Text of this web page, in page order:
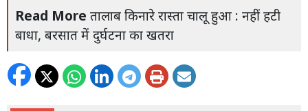
Read More तालाब किनारे रास्ता चालू हुआ : नहीं हटी
बाधा, बरसात में दुर्घटना का खतरा